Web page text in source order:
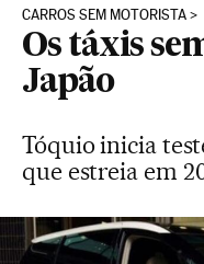
CARROS SEM MOTORISTA
Os táxis
Japão
Tóquio inicia
que estreia em